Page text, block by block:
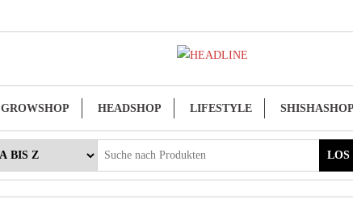
GROWSHOP HEADSHOP LIFESTYLE SHISHASHOP
LOS